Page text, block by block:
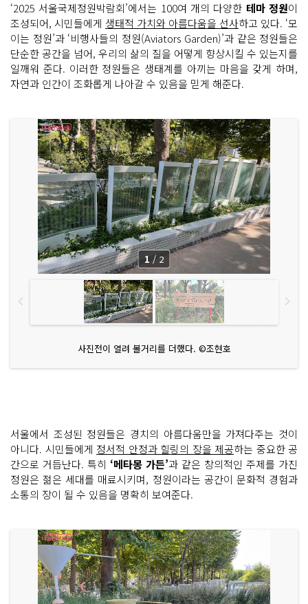
‘2025 서울국제정원박람회’에서는 100여 개의 다양한 테마 정원이
조성되어, 시민들에게 생태적 가치와 아름다움을 선사하고 있다. ‘모
이는 정원’과 ‘비행사들의 정원(Aviators Garden)’과 같은 정원들은
단순한 공간을 넘어, 우리의 삶의 질을 어떻게 향상시킬 수 있는지를
일깨워 준다. 이러한 정원들은 생태계를 아끼는 마음을 갖게 하며,
자연과 인간이 조화롭게 나아갈 수 있음을 믿게 해준다.
사진전이 열려 볼거리를 더했다. ©조현호
1 / 2
서울에서 조성된 정원들은 경치의 아름다움만을 가져다주는 것이
아니다. 시민들에게 정서적 안정과 힐링의 장을 제공하는 중요한 공
간으로 거듭난다. 특히 ‘메타몽 가든’과 같은 창의적인 주제를 가진
정원은 젊은 세대를 매료시키며, 정원이라는 공간이 문화적 경험과
소통의 장이 될 수 있음을 명확히 보여준다.